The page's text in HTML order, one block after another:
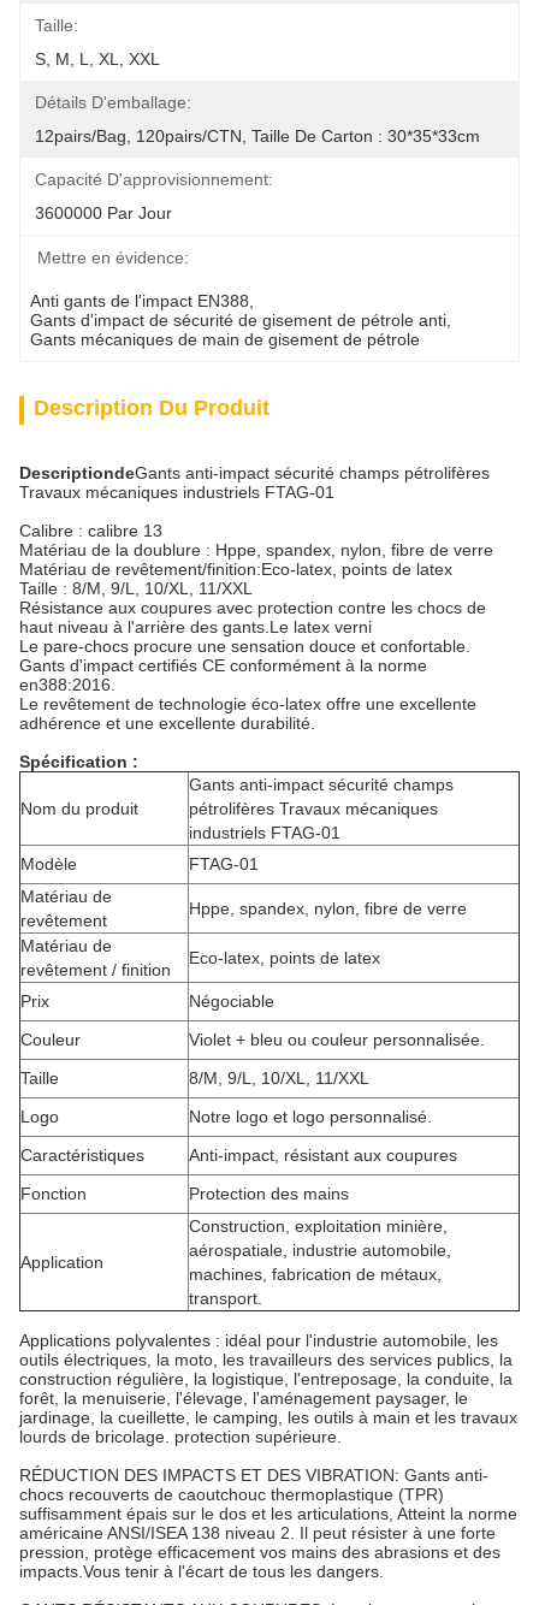
Taille:
S, M, L, XL, XXL
Détails D'emballage:
12pairs/bag, 120pairs/CTN, Taille De Carton : 30*35*33cm
Capacité D'approvisionnement:
3600000 Par Jour
Mettre en évidence:
Anti gants de l'impact EN388
Gants d'impact de sécurité de gisement de pétrole anti
Gants mécaniques de main de gisement de pétrole
Description Du Produit
DescriptiondeGants anti-impact sécurité champs pétrolifères
Travaux mécaniques industriels FTAG-01
Calibre : calibre 13
Matériau de la doublure : Hppe, spandex, nylon, fibre de verre
Matériau de revêtement/finition:Eco-latex, points de latex
Taille : 8/M, 9/L, 10/XL, 11/XXL
Résistance aux coupures avec protection contre les chocs de
haut niveau à l'arrière des gants.Le latex verni
Le pare-chocs procure une sensation douce et confortable.
Gants d'impact certifiés CE conformément à la norme
en388:2016.
Le revêtement de technologie éco-latex offre une excellente
adhérence et une excellente durabilité.
Spécification :
Nom du produit
Gants anti-impact sécurité champs
pétrolifères Travaux mécaniques
industriels FTAG-01
Modèle
FTAG-01
Matériau de
revêtement
Hppe, spandex, nylon, fibre de verre
Matériau de
revêtement / finition
Eco-latex, points de latex
Prix
Négociable
Couleur
Violet + bleu ou couleur personnalisée.
Taille
8/M, 9/L, 10/XL, 11/XXL
Logo
Notre logo et logo personnalisé.
Caractéristiques
Anti-impact, résistant aux coupures
Fonction
Protection des mains
Application
Construction, exploitation minière,
aérospatiale, industrie automobile,
machines, fabrication de métaux,
transport.
Applications polyvalentes : idéal pour l'industrie automobile, les
outils électriques, la moto, les travailleurs des services publics, la
construction régulière, la logistique, l'entreposage, la conduite, la
forêt, la menuiserie, l'élevage, l'aménagement paysager, le
jardinage, la cueillette, le camping, les outils à main et les travaux
lourds de bricolage. protection supérieure.
RÉDUCTION DES IMPACTS ET DES VIBRATION: Gants anti-
chocs recouverts de caoutchouc thermoplastique (TPR)
suffisamment épais sur le dos et les articulations, Atteint la norme
américaine ANSI/ISEA 138 niveau 2. Il peut résister à une forte
pression, protège efficacement vos mains des abrasions et des
impacts.Vous tenir à l'écart de tous les dangers.